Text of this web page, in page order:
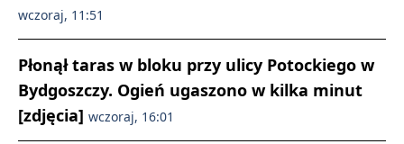
wczoraj, 11:51
Płonął taras w bloku przy ulicy Potockiego w
Bydgoszczy. Ogień ugaszono w kilka minut
[zdjęcia] wczoraj, 16:01